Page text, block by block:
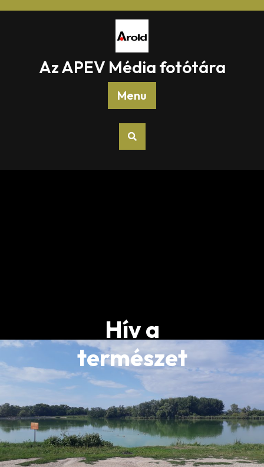
Az APEV Média fotótára
Menu
Hív a
természet